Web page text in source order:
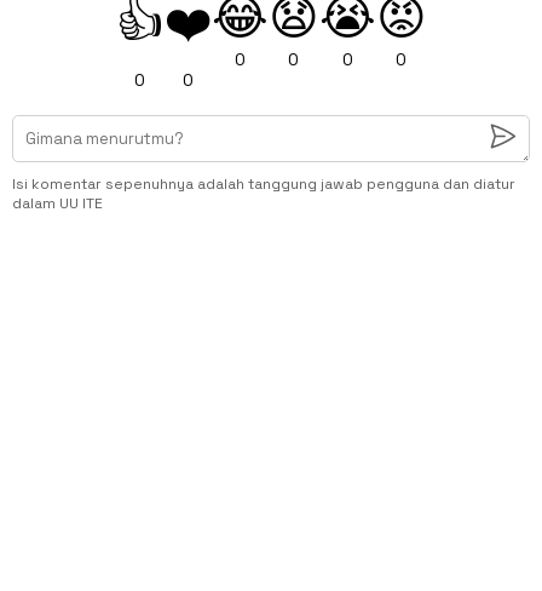
👍
0
❤️
0
😂
0
😧
0
😭
0
😡
0
Isi komentar sepenuhnya adalah tanggung jawab pengguna dan diatur
dalam UU ITE